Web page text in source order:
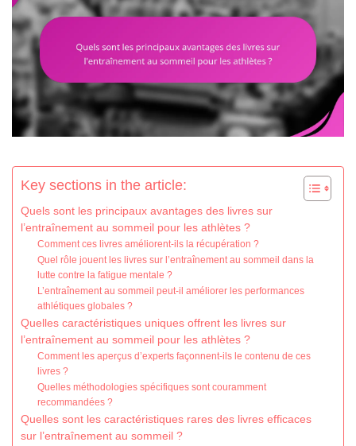
Key sections in the article:
Quels sont les principaux avantages des livres sur
l’entraînement au sommeil pour les athlètes ?
Comment ces livres améliorent-ils la récupération ?
Quel rôle jouent les livres sur l’entraînement au sommeil dans la
lutte contre la fatigue mentale ?
L’entraînement au sommeil peut-il améliorer les performances
athlétiques globales ?
Quelles caractéristiques uniques offrent les livres sur
l’entraînement au sommeil pour les athlètes ?
Comment les aperçus d’experts façonnent-ils le contenu de ces
livres ?
Quelles méthodologies spécifiques sont couramment
recommandées ?
Quelles sont les caractéristiques rares des livres efficaces
sur l’entraînement au sommeil ?